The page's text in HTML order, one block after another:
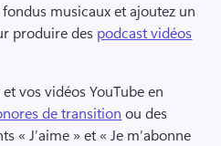
fondus musicaux et ajoutez un
produire des podcast vidéos
vos vidéos YouTube en
de transition ou des
« J’aime » et « Je m’abonne